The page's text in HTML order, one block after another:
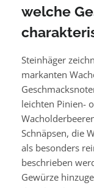
welche
Steinhäger
markanten
leichten Pinien-
Schnäpsen, die
als besonders
beschrieben
Gewürze